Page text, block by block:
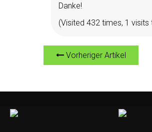
Danke!
(Visited 432 times, 1 visits
Vorheriger Artikel